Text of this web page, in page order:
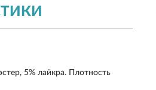
5% лайкра. Плотность